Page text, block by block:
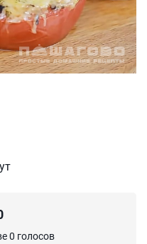
0 голосов